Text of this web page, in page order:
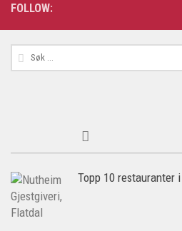
FOLLOW:
Søk
etter:
Topp 10 restauranter